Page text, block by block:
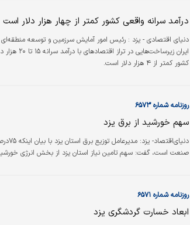
درآمد سرانه واقعی کشور کمتر از چهار هزار دلار است
دنیای اقتصادی - یزد : رئیس امور آمایش سرزمین و توسعه
ایران
کشور کمتر از ۴ هزار دلار است.
روزنامه شماره ۶۵۷۳
سهم خورشید از برق یزد
صنعت است، گفت: سهم تامین نیاز استان یزد از بخش انرژی خورشیدی و
روزنامه شماره ۶۵۷۱
ابعاد خسارت گردشگری یزد